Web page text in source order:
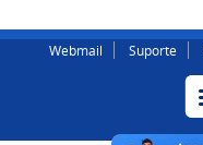
Webmail Suporte